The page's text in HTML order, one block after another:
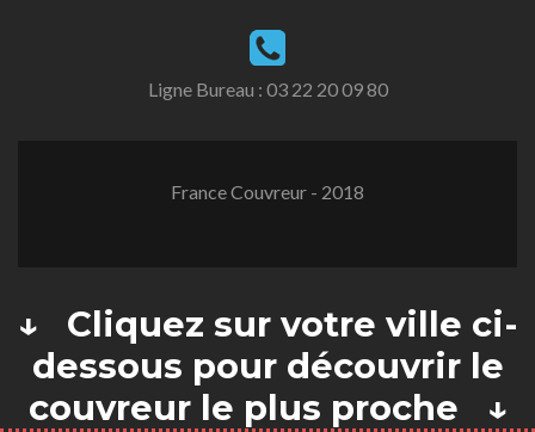
Ligne Bureau : 03 22 20 09 80
France Couvreur - 2018
↓ Cliquez sur votre ville ci-
dessous pour découvrir le
couvreur le plus proche ↓